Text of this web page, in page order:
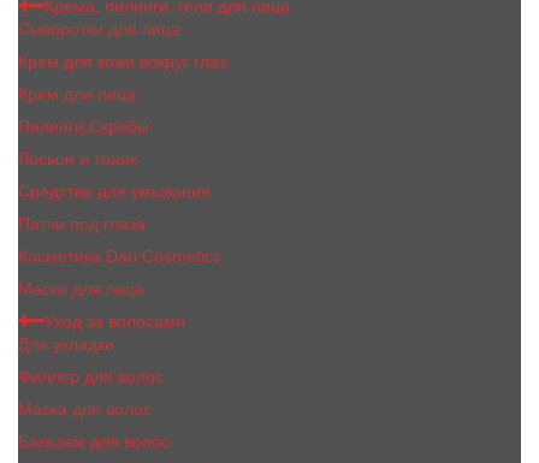
Крема, пилинги, гели для лица
Сыворотки для лица
Крем для кожи вокруг глаз
Крем для лица
Пилинги,Скрабы
Лосьон и тоник
Средства для умывания
Патчи под глаза
Косметика Dari Cosmetics
Маски для лица
Уход за волосами
Для укладки
Филлер для волос
Маска для волос
Бальзам для волос